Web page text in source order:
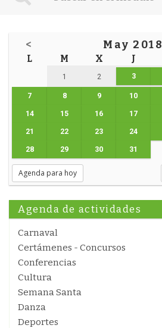
< May 2018
L M X J
1 2 3
7 8 9 10
14 15 16 17
21 22 23 24
28 29 30 31
Agenda para hoy
Agenda de actividades
Carnaval
Certámenes - Concursos
Conferencias
Cultura
Semana Santa
Danza
Deportes